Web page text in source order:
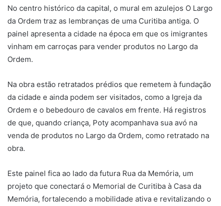
No centro histórico da capital, o mural em azulejos O Largo
da Ordem traz as lembranças de uma Curitiba antiga. O
painel apresenta a cidade na época em que os imigrantes
vinham em carroças para vender produtos no Largo da
Ordem.
Na obra estão retratados prédios que remetem à fundação
da cidade e ainda podem ser visitados, como a Igreja da
Ordem e o bebedouro de cavalos em frente. Há registros
de que, quando criança, Poty acompanhava sua avó na
venda de produtos no Largo da Ordem, como retratado na
obra.
Este painel fica ao lado da futura Rua da Memória, um
projeto que conectará o Memorial de Curitiba à Casa da
Memória, fortalecendo a mobilidade ativa e revitalizando o